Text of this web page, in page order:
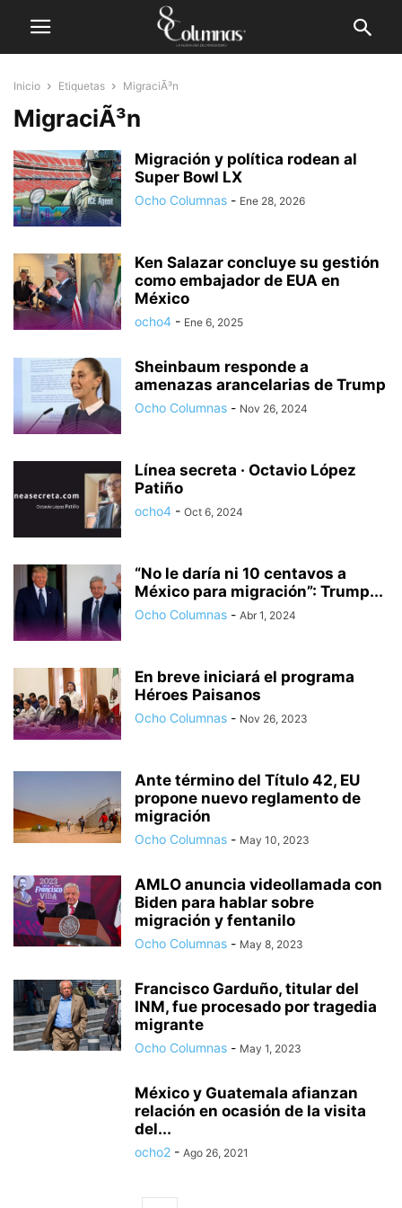
Inicio Etiquetas MigraciÃ³n
MigraciÃ³n
Migración y política rodean al
Super Bowl LX
Ocho Columnas - Ene 28, 2026
Ken Salazar concluye su gestión
como embajador de EUA en
México
ocho4 - Ene 6, 2025
Sheinbaum responde a
amenazas arancelarias de Trump
Ocho Columnas - Nov 26, 2024
Línea secreta · Octavio López
Patiño
ocho4 - Oct 6, 2024
“No le daría ni 10 centavos a
México para migración”: Trump...
Ocho Columnas - Abr 1, 2024
En breve iniciará el programa
Héroes Paisanos
Ocho Columnas - Nov 26, 2023
Ante término del Título 42, EU
propone nuevo reglamento de
migración
Ocho Columnas - May 10, 2023
AMLO anuncia videollamada con
Biden para hablar sobre
migración y fentanilo
Ocho Columnas - May 8, 2023
Francisco Garduño, titular del
INM, fue procesado por tragedia
migrante
Ocho Columnas - May 1, 2023
México y Guatemala afianzan
relación en ocasión de la visita
del...
ocho2 - Ago 26, 2021